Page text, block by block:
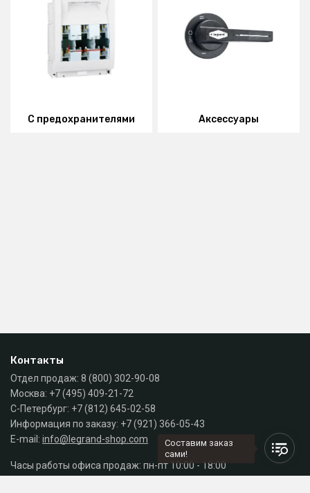
С предохранителями Аксессуары
Контакты
Отдел продаж: 8 (800) 302-90-08
Москва: +7 (495) 409-21-72
С-Петербург: +7 (812) 645-02-58
Информация по заказу: +7 (921) 366-05-43
E-mail: info@legrand-shop.com
Часы работы офиса продаж: пн-пт 10:00 - 18:00
Составим заказ
сами!